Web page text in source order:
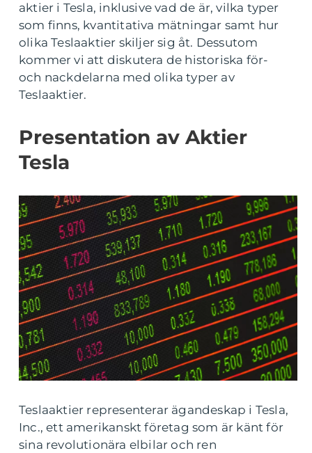
aktier i Tesla, inklusive vad de är, vilka typer
som finns, kvantitativa mätningar samt hur
olika Teslaaktier skiljer sig åt. Dessutom
kommer vi att diskutera de historiska för-
och nackdelarna med olika typer av
Teslaaktier.
Presentation av Aktier
Tesla
Teslaaktier representerar ägandeskap i Tesla,
Inc., ett amerikanskt företag som är känt för
sina revolutionära elbilar och ren